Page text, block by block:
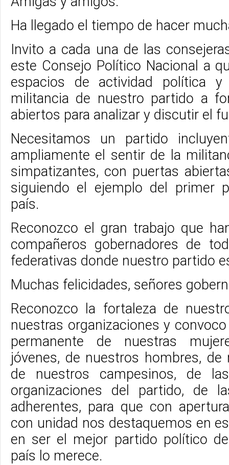
Ha llegado el tiempo de hacer
Invito a cada una de las
este Consejo Político Nacional a
espacios de actividad política
militancia de nuestro partido a
abiertos para analizar y discutir el
Necesitamos un partido
ampliamente el sentir de la
simpatizantes, con puertas
siguiendo el ejemplo del primer
país.
Reconozco el gran trabajo que
compañeros gobernadores de
federativas donde nuestro partido
Muchas felicidades, señores
Reconozco la fortaleza de
nuestras organizaciones y
permanente de nuestras
jóvenes, de nuestros hombres, de
de nuestros campesinos, de
organizaciones del partido, de
adherentes, para que con
con unidad nos destaquemos en
en ser el mejor partido político
país lo merece.